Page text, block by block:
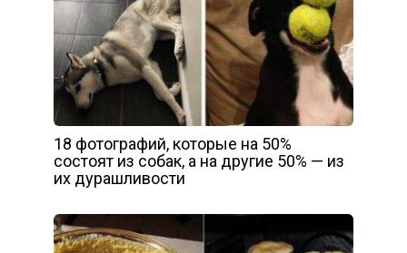
18 фотографий, которые на 50%
состоят из собак, а на другие 50% — из
их дурашливости